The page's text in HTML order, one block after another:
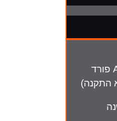
החלפת יחידת ABS פורד